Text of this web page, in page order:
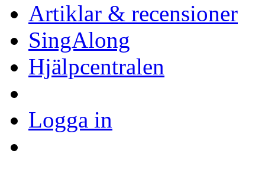
Artiklar & recensioner
SingAlong
Hjälpcentralen
Logga in